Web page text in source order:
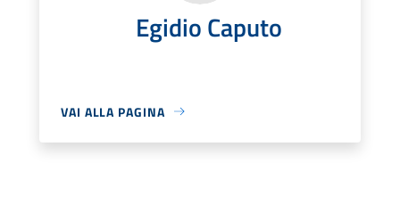
Egidio Caputo
VAI ALLA PAGINA